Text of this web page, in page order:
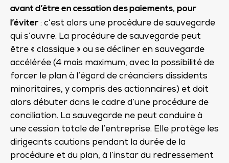
avant d’être en cessation des paiements, pour
l’éviter : c’est alors une procédure de sauvegarde
qui s’ouvre. La procédure de sauvegarde peut
être « classique » ou se décliner en sauvegarde
accélérée (4 mois maximum, avec la possibilité de
forcer le plan à l’égard de créanciers dissidents
minoritaires, y compris des actionnaires) et doit
alors débuter dans le cadre d’une procédure de
conciliation. La sauvegarde ne peut conduire à
une cession totale de l’entreprise. Elle protège les
dirigeants cautions pendant la durée de la
procédure et du plan, à l’instar du redressement